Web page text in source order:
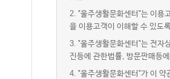
2. "울주생활문화센터"는 이용
을 이용고객이 이해할 수 있도
3. "울주생활문화센터"는 전자
진등에 관한법률, 방문판매등
4. "울주생활문화센터"가 이 약